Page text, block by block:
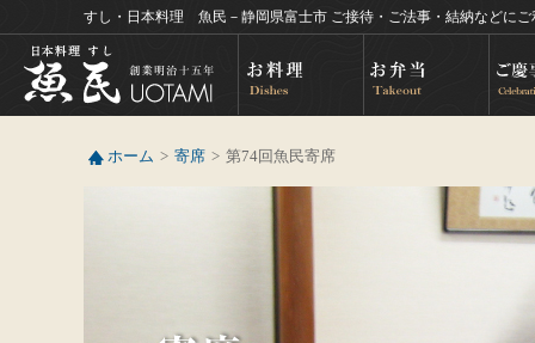
すし・日本料理 魚民－静岡県富士市 ご接待・ご法事・結納などにご
ホーム 寄席 第74回魚民寄席